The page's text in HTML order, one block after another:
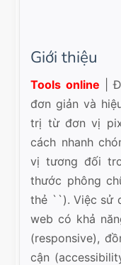
Giới thiệu
Tools online |
đơn giản và
trị từ đơn vị
cách nhanh
vị tương đối
thước phông
thẻ ``). Việc sử
web có khả
(responsive),
cận